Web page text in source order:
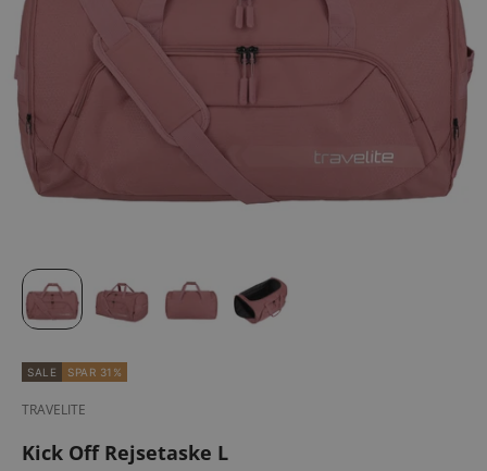
SALE SPAR 31%
TRAVELITE
Kick Off Rejsetaske L